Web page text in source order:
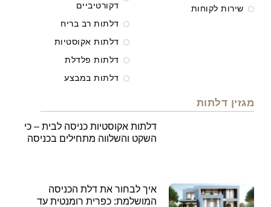
שירות לקוחות
דקורטיביים
דלתות רב בריח
דלתות אקוסטיות
דלתות פלדלת
דלתות במבצע
מגזין דלתות
דלתות אקוסטיות כניסה לבית – כי
השקט והשלווה מתחילים בכניסה
איך לבחור את דלת הכניסה
המושלמת: כפרית רומנטית עד